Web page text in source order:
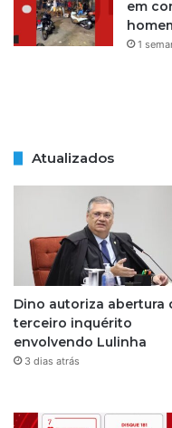
em
1
Atualizados
Dino autoriza abertura
terceiro inquérito
envolvendo Lulinha
3 dias atrás